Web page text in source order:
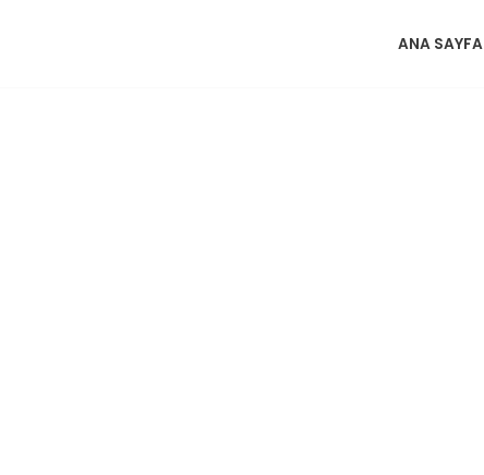
ANA SAYFA